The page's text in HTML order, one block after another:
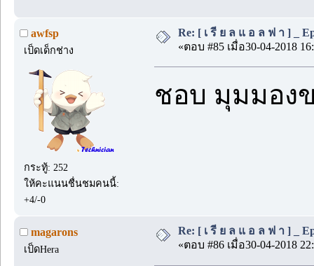
awfsp
เป็ดเด็กช่าง
กระทู้: 252
ให้คะแนนชื่นชมคนนี้:
+4/-0
Re: [ เ รี ย ล แ อ ล ฟ า ] _
«ตอบ #85 เมื่อ30-04-2018
ชอบ มุมมอง
magarons
เป็ดHera
Re: [ เ รี ย ล แ อ ล ฟ า ] _
«ตอบ #86 เมื่อ30-04-2018